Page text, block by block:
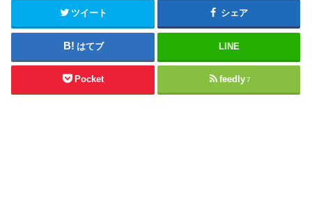
ツイート シェア
はてブ LINE
Pocket feedly 7